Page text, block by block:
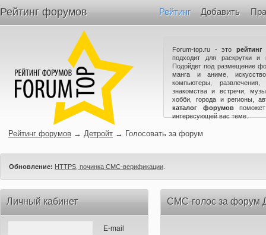
Рейтинг форумов Рейтинг Добавить
Forum-top.ru - это
подходит для раскрутки и
Подойдет под размещение
манга и аниме,
компьютеры,
знакомства и встречи,
хобби, города и регионы,
каталог форумов
интересующей вас теме.
Рейтинг форумов → Детройт → Голосовать за форум
Обновление: HTTPS, починка СМС-верификации
Личный кабинет
E-mail
СМС-голос за форум